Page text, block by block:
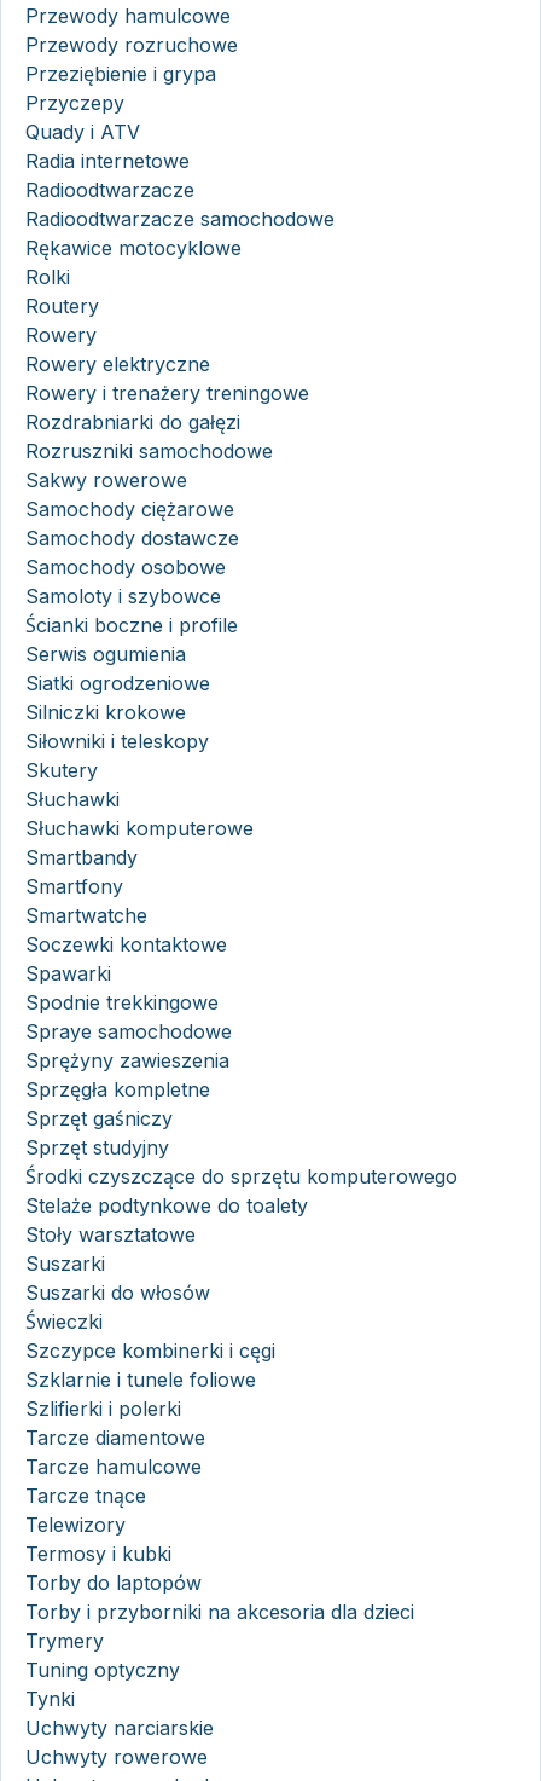
Przewody hamulcowe
Przewody rozruchowe
Przeziębienie i grypa
Przyczepy
Quady i ATV
Radia internetowe
Radioodtwarzacze
Radioodtwarzacze samochodowe
Rękawice motocyklowe
Rolki
Routery
Rowery
Rowery elektryczne
Rowery i trenażery treningowe
Rozdrabniarki do gałęzi
Rozruszniki samochodowe
Sakwy rowerowe
Samochody ciężarowe
Samochody dostawcze
Samochody osobowe
Samoloty i szybowce
Ścianki boczne i profile
Serwis ogumienia
Siatki ogrodzeniowe
Silniczki krokowe
Siłowniki i teleskopy
Skutery
Słuchawki
Słuchawki komputerowe
Smartbandy
Smartfony
Smartwatche
Soczewki kontaktowe
Spawarki
Spodnie trekkingowe
Spraye samochodowe
Sprężyny zawieszenia
Sprzęgła kompletne
Sprzęt gaśniczy
Sprzęt studyjny
Środki czyszczące do sprzętu komputerowego
Stelaże podtynkowe do toalety
Stoły warsztatowe
Suszarki
Suszarki do włosów
Świeczki
Szczypce kombinerki i cęgi
Szklarnie i tunele foliowe
Szlifierki i polerki
Tarcze diamentowe
Tarcze hamulcowe
Tarcze tnące
Telewizory
Termosy i kubki
Torby do laptopów
Torby i przyborniki na akcesoria dla dzieci
Trymery
Tuning optyczny
Tynki
Uchwyty narciarskie
Uchwyty rowerowe